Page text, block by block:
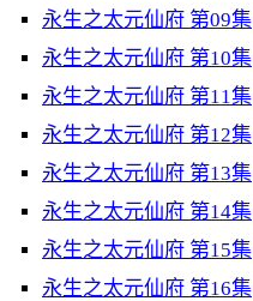
永生之太元仙府 第09集
永生之太元仙府 第10集
永生之太元仙府 第11集
永生之太元仙府 第12集
永生之太元仙府 第13集
永生之太元仙府 第14集
永生之太元仙府 第15集
永生之太元仙府 第16集